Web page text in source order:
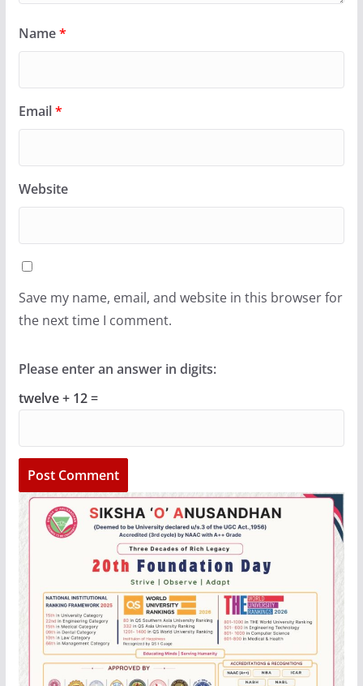
Name*
Email*
Website
Save my name, email, and website in this browser for
the next time I comment.
Please enter an answer in digits:
twelve + 12 =